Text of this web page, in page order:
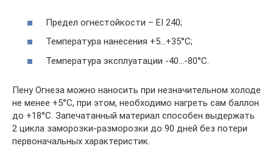
Предел огнестойкости – EI 240;
Температура нанесения +5…+35°С;
Температура эксплуатации -40…-80°С.
Пену Огнеза можно наносить при незначительном холоде
не менее +5°С, при этом, необходимо нагреть сам баллон
до +18°С. Запечатанный материал способен выдержать
2 цикла заморозки-разморозки до 90 дней без потери
первоначальных характеристик.